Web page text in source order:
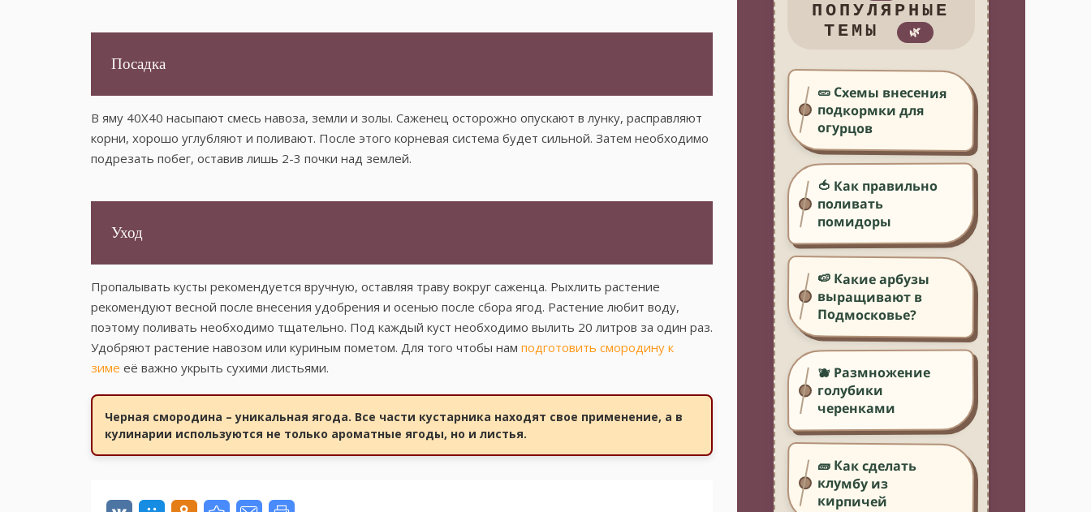
Посадка
В яму 40Х40 насыпают смесь навоза, земли и золы. Саженец осторожно опускают в лунку, расправляют
корни, хорошо углубляют и поливают. После этого корневая система будет сильной. Затем необходимо
подрезать побег, оставив лишь 2-3 почки над землей.
Уход
Пропалывать кусты рекомендуется вручную, оставляя траву вокруг саженца. Рыхлить растение
рекомендуют весной после внесения удобрения и осенью после сбора ягод. Растение любит воду,
поэтому поливать необходимо тщательно. Под каждый куст необходимо вылить 20 литров за один раз.
Удобряют растение навозом или куриным пометом. Для того чтобы нам подготовить смородину к
зиме её важно укрыть сухими листьями.
Черная смородина – уникальная ягода. Все части кустарника находят свое применение, а в
кулинарии используются не только ароматные ягоды, но и листья.
ПОПУЛЯРНЫЕ
ТЕМЫ
🌿
🥒 Схемы внесения
подкормки для
огурцов
🍅 Как правильно
поливать
помидоры
🍉 Какие арбузы
выращивают в
Подмосковье?
🫐 Размножение
голубики
черенками
🧱 Как сделать
клумбу из
кирпичей